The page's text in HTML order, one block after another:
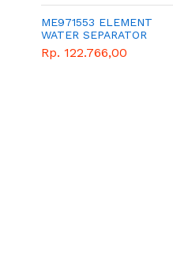
ME971553 ELEMENT
WATER SEPARATOR
Rp. 122.766,00